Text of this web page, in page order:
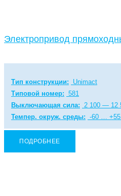
Электропривод
Тип конструкции:
Unimact
Типовой номер: 581
Выключающая сила: 2 100 — 12
Темпер. окруж. среды: -60 … +55
ПОДРОБНЕЕ